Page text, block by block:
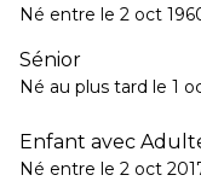
Né entre le 2 oct
Sénior
Né au plus tard le 1
Enfant avec
Né entre le 2 oct